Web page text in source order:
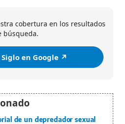
cobertura en los resultados
búsqueda.
en Google ↗️
de un depredador sexual